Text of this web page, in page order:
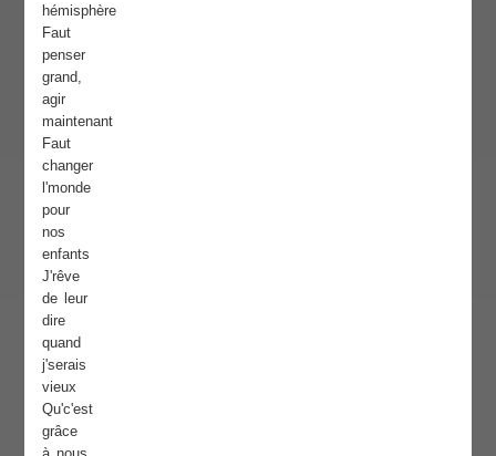
hémisphère
Faut
penser
grand,
agir
maintenant
Faut
changer
l'monde
pour
nos
enfants
J'rêve
de leur
dire
quand
j'serais
vieux
Qu'c'est
grâce